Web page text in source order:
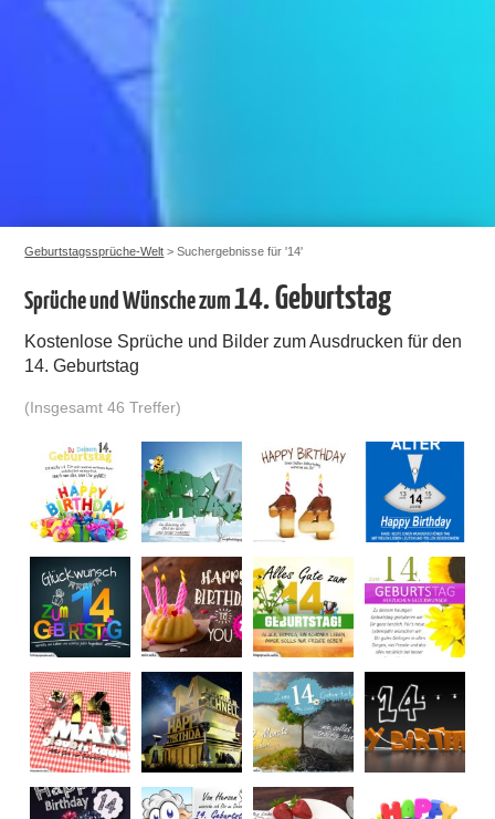
Geburtstagssprüche-Welt > Suchergebnisse für '14'
Sprüche und Wünsche zum14. Geburtstag
Kostenlose Sprüche und Bilder zum Ausdrucken für den
14. Geburtstag
(Insgesamt 46 Treffer)